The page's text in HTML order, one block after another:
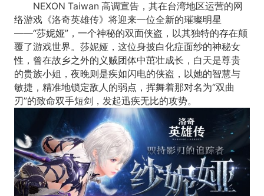
NEXON Taiwan 高调宣告，其在台湾地区运营的网
络游戏《洛奇英雄传》将迎来一位全新的璀璨明星
——“莎妮娅”，一个神秘的双面侠盗，以其独特的存在颠
覆了游戏世界。莎妮娅，这位身披白化症面纱的神秘女
性，曾在故乡之外的义贼团体中茁壮成长，白天是尊贵
的贵族小姐，夜晚则是疾如闪电的侠盗，以她的智慧与
敏捷，精准地锁定敌人的弱点，挥舞着那对名为“双曲
刃”的致命双手短剑，发起迅疾无比的攻势。